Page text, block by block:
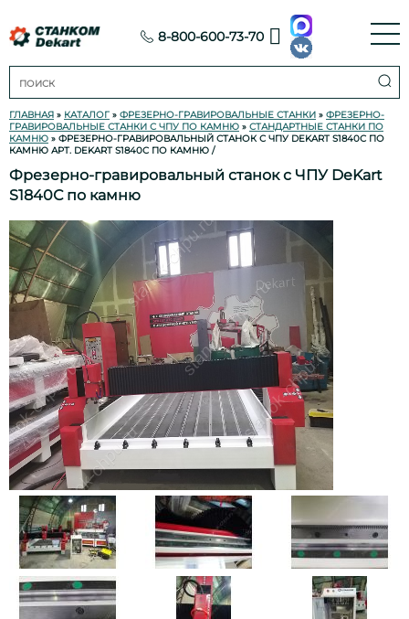
8-800-600-73-70
ГЛАВНАЯ » КАТАЛОГ » ФРЕЗЕРНО-ГРАВИРОВАЛЬНЫЕ СТАНКИ » ФРЕЗЕРНО-
ГРАВИРОВАЛЬНЫЕ СТАНКИ С ЧПУ ПО КАМНЮ » СТАНДАРТНЫЕ СТАНКИ ПО
КАМНЮ » ФРЕЗЕРНО-ГРАВИРОВАЛЬНЫЙ СТАНОК С ЧПУ DEKART S1840С ПО
КАМНЮ АРТ. DEKART S1840C ПО КАМНЮ /
Фрезерно-гравировальный станок с ЧПУ DeKart
S1840С по камню